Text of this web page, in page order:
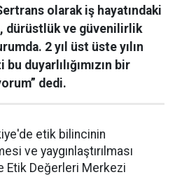
olarak iş hayatındaki
dürüstlük ve güvenilirlik
2 yıl üst üste yılın
duyarlılığımızın bir
dedi.
etik bilincinin
ve yaygınlaştırılması
Etik Değerleri Merkezi